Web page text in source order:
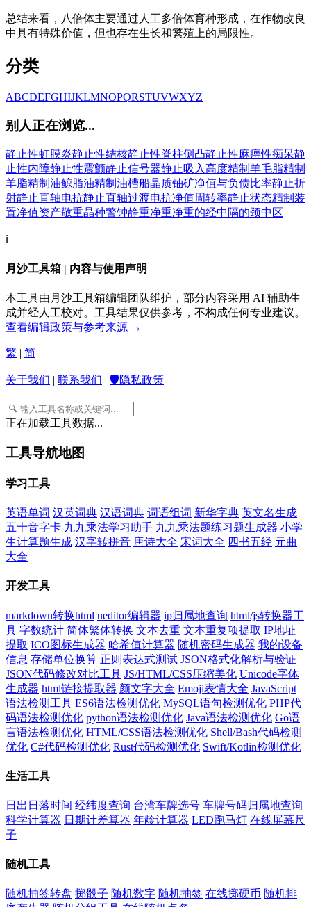
总结来看，八倍体主要通过人工多倍体育种形成，在作物改良
中具有特殊价值，但也存在生长和繁殖上的局限性。
分类
ABCDEFGHIJKLMNOPQRSTUVWXYZ
别人正在浏览...
静止性虹膜炎静止性结核静止性脊柱侧凸静止性麻痹性痴呆静
止性内障静止性震颤静止信号器静止吸入高度精制羊毛脂精制
羊脂精制油鲸脂油精制油槽船晶质铀矿净值与负债比率静止折
射静止直轴电抗静止直轴过渡电抗净值周转率静止状态精制装
置净值资产敬重晶种警钟静重净重净重的经中隔的颈中区
ℹ️
月沙工具箱 | 内容与使用声明
本工具由月沙工具箱编辑团队维护，部分内容采用 AI 辅助生
成并经人工校对。工具结果仅供参考，不构成任何专业建议。
查看编辑政策与参考来源 →
繁 | 简
关于我们 | 联系我们 | 🛡️隐私政策
正在加载工具数据...
工具导航地图
学习工具
英语单词 汉英词典 汉语词典 词语组词 新华字典 英文名生成
五十音字卡 九九乘法学习助手 九九乘法题练习题生成器 小学
生计算题生成 汉字转拼音 唐诗大全 宋词大全 四书五经 元曲
大全
开发工具
markdown转换html ueditor编辑器 ip归属地查询 html/js转换器工
具 字数统计 简体繁体转换 文本去重 文本重复项提取 IP地址
提取 ICO图标生成器 哈希值计算器 随机密码生成器 我的设备
信息 存储单位换算 正则表达式测试 JSON格式化解析与验证
JSON代码修改对比工具 JS/HTML/CSS压缩美化 Unicode字体
生成器 html链接提取器 颜文字大全 Emoji表情大全 JavaScript
语法检测工具 ES6语法检测优化 MySQL语句检测优化 PHP代
码语法检测优化 python语法检测优化 Java语法检测优化 Go语
言语法检测优化 HTML/CSS语法检测优化 Shell/Bash代码检测
优化 C#代码检测优化 Rust代码检测优化 Swift/Kotlin检测优化
生活工具
日出日落时间 经纬度查询 台湾车牌选号 车牌号码归属地查询
科学计算器 日期计差算器 年龄计算器 LED跑马灯 在线屏幕尺
子
随机工具
随机抽签转盘 掷骰子 随机数字 随机抽签 在线掷硬币 随机排